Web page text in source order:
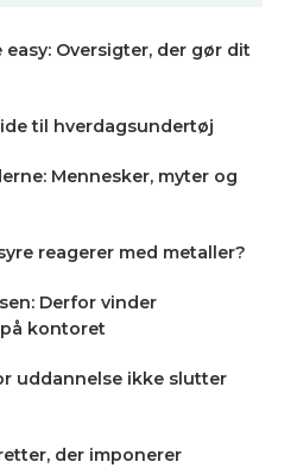
Oversigter, der gør dit
til hverdagsundertøj
Mennesker, myter og
reagerer med metaller?
Derfor vinder
kontoret
uddannelse ikke slutter
der imponerer